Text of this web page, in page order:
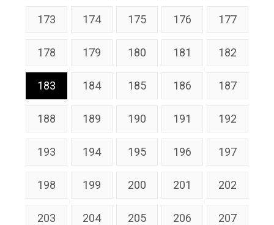
173 174 175 176 177
178 179 180 181 182
183 184 185 186 187
188 189 190 191 192
193 194 195 196 197
198 199 200 201 202
203 204 205 206 207